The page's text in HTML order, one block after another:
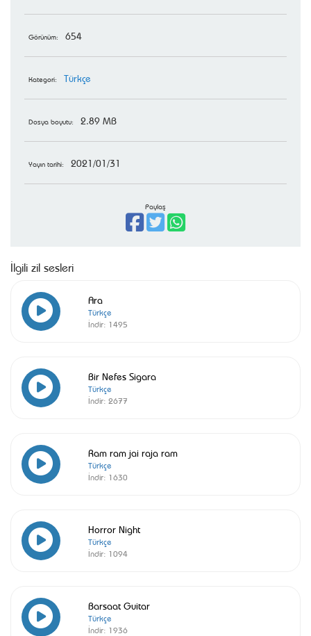
Görünüm: 654
Kategori: Türkçe
Dosya boyutu: 2.89 MB
Yayın tarihi: 2021/01/31
Paylaş
İlgili zil sesleri
Ara
Türkçe
İndir: 1495
Bir Nefes Sigara
Türkçe
İndir: 2677
Ram ram jai raja ram
Türkçe
İndir: 1630
Horror Night
Türkçe
İndir: 1094
Barsaat Guitar
Türkçe
İndir: 1936